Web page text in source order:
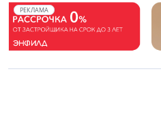
РЕКЛАМА